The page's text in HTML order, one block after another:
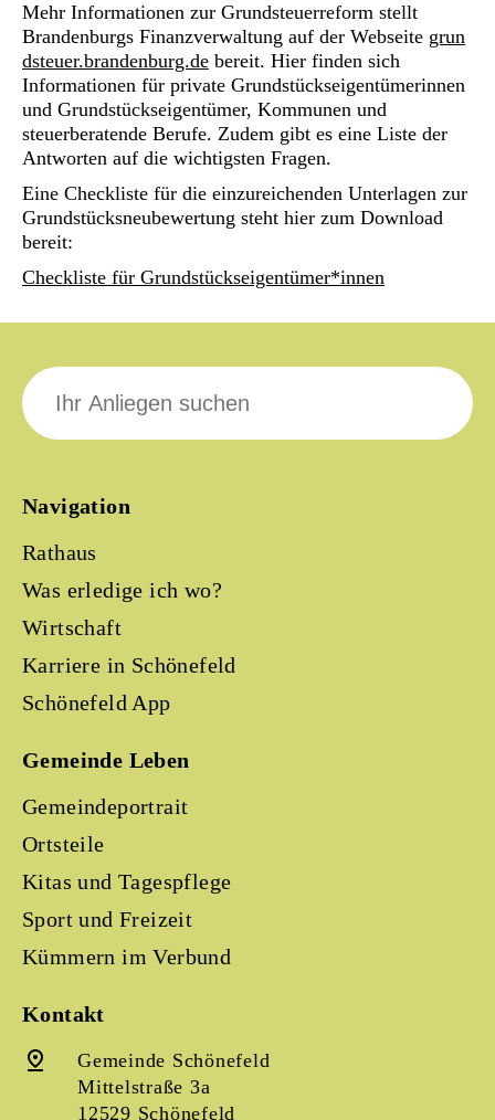
Mehr Informationen zur Grundsteuerreform stellt
Brandenburgs Finanzverwaltung auf der Webseite grun
dsteuer.brandenburg.de bereit. Hier finden sich
Informationen für private Grundstückseigentümerinnen
und Grundstückseigentümer, Kommunen und
steuerberatende Berufe. Zudem gibt es eine Liste der
Antworten auf die wichtigsten Fragen.
Eine Checkliste für die einzureichenden Unterlagen zur
Grundstücksneubewertung steht hier zum Download
bereit:
Checkliste für Grundstückseigentümer*innen
Navigation
Rathaus
Was erledige ich wo?
Wirtschaft
Karriere in Schönefeld
Schönefeld App
Gemeinde Leben
Gemeindeportrait
Ortsteile
Kitas und Tagespflege
Sport und Freizeit
Kümmern im Verbund
Kontakt
Gemeinde Schönefeld
Mittelstraße 3a
12529 Schönefeld
Suche
nach: